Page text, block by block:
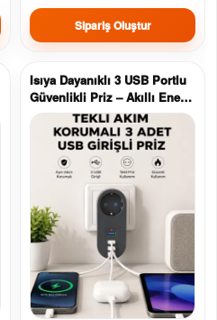
Sipariş Oluştur
Isıya Dayanıklı 3 USB Portlu
Güvenlikli Priz – Akıllı Enerji
Yönetimi